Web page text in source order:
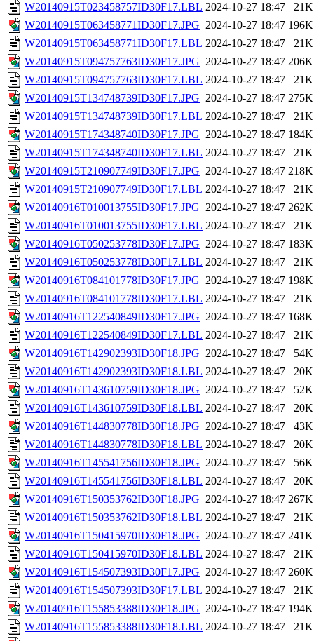
W20140915T023458757ID30F17.LBL 2024-10-27 18:47
21K
W20140915T063458771ID30F17.JPG 2024-10-27 18:47 196K
W20140915T063458771ID30F17.LBL 2024-10-27 18:47
21K
W20140915T094757763ID30F17.JPG 2024-10-27 18:47 206K
W20140915T094757763ID30F17.LBL 2024-10-27 18:47
21K
W20140915T134748739ID30F17.JPG 2024-10-27 18:47 275K
W20140915T134748739ID30F17.LBL 2024-10-27 18:47
21K
W20140915T174348740ID30F17.JPG 2024-10-27 18:47 184K
W20140915T174348740ID30F17.LBL 2024-10-27 18:47
21K
W20140915T210907749ID30F17.JPG 2024-10-27 18:47 218K
W20140915T210907749ID30F17.LBL 2024-10-27 18:47
21K
W20140916T010013755ID30F17.JPG 2024-10-27 18:47 262K
W20140916T010013755ID30F17.LBL 2024-10-27 18:47
21K
W20140916T050253778ID30F17.JPG 2024-10-27 18:47 183K
W20140916T050253778ID30F17.LBL 2024-10-27 18:47
21K
W20140916T084101778ID30F17.JPG 2024-10-27 18:47 198K
W20140916T084101778ID30F17.LBL 2024-10-27 18:47
21K
W20140916T122540849ID30F17.JPG 2024-10-27 18:47 168K
W20140916T122540849ID30F17.LBL 2024-10-27 18:47
21K
W20140916T142902393ID30F18.JPG 2024-10-27 18:47
54K
W20140916T142902393ID30F18.LBL 2024-10-27 18:47
20K
W20140916T143610759ID30F18.JPG 2024-10-27 18:47
52K
W20140916T143610759ID30F18.LBL 2024-10-27 18:47
20K
W20140916T144830778ID30F18.JPG 2024-10-27 18:47
43K
W20140916T144830778ID30F18.LBL 2024-10-27 18:47
20K
W20140916T145541756ID30F18.JPG 2024-10-27 18:47
56K
W20140916T145541756ID30F18.LBL 2024-10-27 18:47
20K
W20140916T150353762ID30F18.JPG 2024-10-27 18:47 267K
W20140916T150353762ID30F18.LBL 2024-10-27 18:47
21K
W20140916T150415970ID30F18.JPG 2024-10-27 18:47 241K
W20140916T150415970ID30F18.LBL 2024-10-27 18:47
21K
W20140916T154507393ID30F17.JPG 2024-10-27 18:47 260K
W20140916T154507393ID30F17.LBL 2024-10-27 18:47
21K
W20140916T155853388ID30F18.JPG 2024-10-27 18:47 194K
W20140916T155853388ID30F18.LBL 2024-10-27 18:47
21K